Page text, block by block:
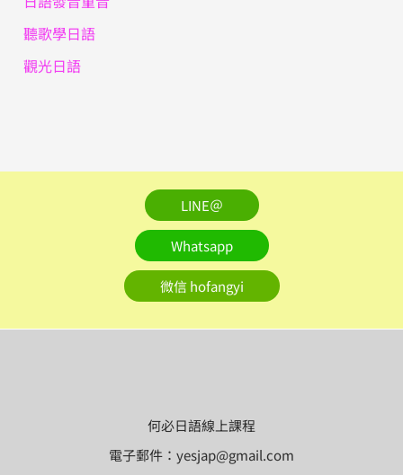
聽歌學日語
觀光日語
LINE＠
Whatsapp
微信 hofangyi
何必日語線上課程
電子郵件：yesjap@gmail.com